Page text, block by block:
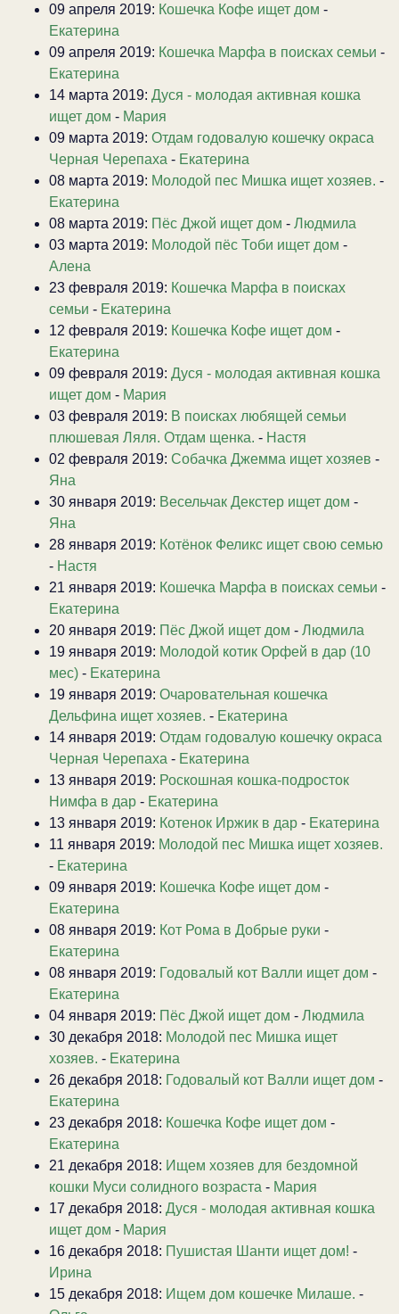
09 апреля 2019: Кошечка Кофе ищет дом -
Екатерина
09 апреля 2019: Кошечка Марфа в поисках семьи -
Екатерина
14 марта 2019: Дуся - молодая активная кошка
ищет дом - Мария
09 марта 2019: Отдам годовалую кошечку окраса
Черная Черепаха - Екатерина
08 марта 2019: Молодой пес Мишка ищет хозяев. -
Екатерина
08 марта 2019: Пёс Джой ищет дом - Людмила
03 марта 2019: Молодой пёс Тоби ищет дом -
Алена
23 февраля 2019: Кошечка Марфа в поисках
семьи - Екатерина
12 февраля 2019: Кошечка Кофе ищет дом -
Екатерина
09 февраля 2019: Дуся - молодая активная кошка
ищет дом - Мария
03 февраля 2019: В поисках любящей семьи
плюшевая Ляля. Отдам щенка. - Настя
02 февраля 2019: Собачка Джемма ищет хозяев -
Яна
30 января 2019: Весельчак Декстер ищет дом -
Яна
28 января 2019: Котёнок Феликс ищет свою семью
- Настя
21 января 2019: Кошечка Марфа в поисках семьи -
Екатерина
20 января 2019: Пёс Джой ищет дом - Людмила
19 января 2019: Молодой котик Орфей в дар (10
мес) - Екатерина
19 января 2019: Очаровательная кошечка
Дельфина ищет хозяев. - Екатерина
14 января 2019: Отдам годовалую кошечку окраса
Черная Черепаха - Екатерина
13 января 2019: Роскошная кошка-подросток
Нимфа в дар - Екатерина
13 января 2019: Котенок Иржик в дар - Екатерина
11 января 2019: Молодой пес Мишка ищет хозяев.
- Екатерина
09 января 2019: Кошечка Кофе ищет дом -
Екатерина
08 января 2019: Кот Рома в Добрые руки -
Екатерина
08 января 2019: Годовалый кот Валли ищет дом -
Екатерина
04 января 2019: Пёс Джой ищет дом - Людмила
30 декабря 2018: Молодой пес Мишка ищет
хозяев. - Екатерина
26 декабря 2018: Годовалый кот Валли ищет дом -
Екатерина
23 декабря 2018: Кошечка Кофе ищет дом -
Екатерина
21 декабря 2018: Ищем хозяев для бездомной
кошки Муси солидного возраста - Мария
17 декабря 2018: Дуся - молодая активная кошка
ищет дом - Мария
16 декабря 2018: Пушистая Шанти ищет дом! -
Ирина
15 декабря 2018: Ищем дом кошечке Милаше. -